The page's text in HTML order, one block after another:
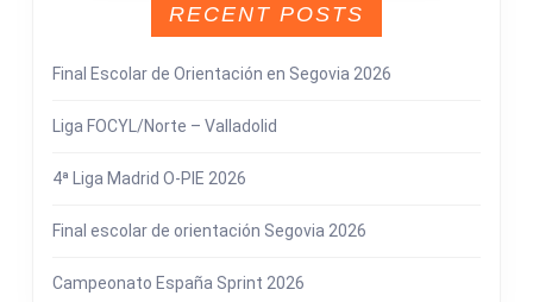
RECENT POSTS
Final Escolar de Orientación en Segovia 2026
Liga FOCYL/Norte – Valladolid
4ª Liga Madrid O-PIE 2026
Final escolar de orientación Segovia 2026
Campeonato España Sprint 2026